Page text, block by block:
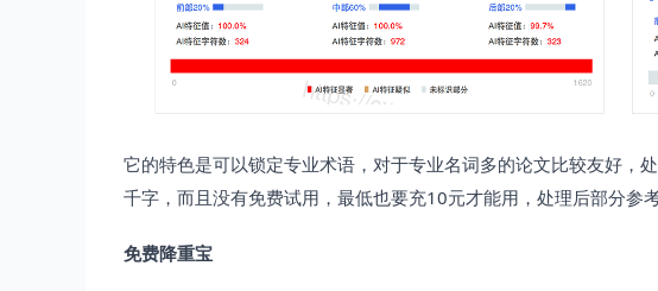
它的特色是可以锁定专业术语，对于专业名词多的论文比较友好，
千字，而且没有免费试用，最低也要充10元才能用，处理后部分参
免费降重宝